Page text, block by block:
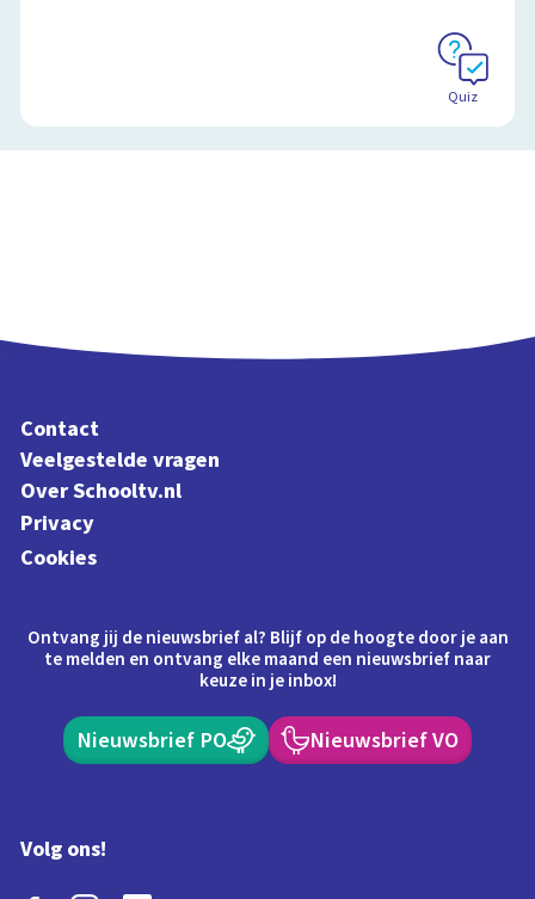
Quiz
Contact
Veelgestelde vragen
Over Schooltv.nl
Privacy
Cookies
Ontvang jij de nieuwsbrief al? Blijf op de hoogte door je aan
te melden en ontvang elke maand een nieuwsbrief naar
keuze in je inbox!
Nieuwsbrief PO Nieuwsbrief VO
Volg ons!